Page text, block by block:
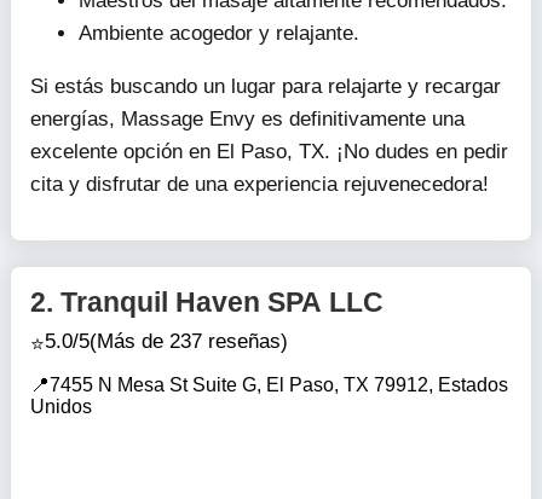
Ambiente acogedor y relajante.
Si estás buscando un lugar para relajarte y recargar
energías, Massage Envy es definitivamente una
excelente opción en El Paso, TX. ¡No dudes en pedir
cita y disfrutar de una experiencia rejuvenecedora!
2. Tranquil Haven SPA LLC
5.0/5(Más de 237 reseñas)
7455 N Mesa St Suite G, El Paso, TX 79912, Estados
Unidos